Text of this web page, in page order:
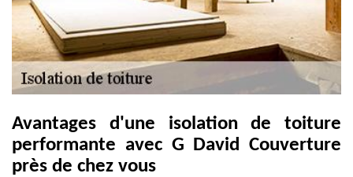
Avantages d'une isolation de toiture
performante avec G David Couverture
près de chez vous